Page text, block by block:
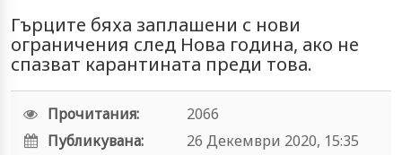
Гърците бяха заплашени с нови
ограничения след Нова година, ако не
спазват карантината преди това.
Прочитания:
2066
Публикувана:
26 Декември 2020, 15:35